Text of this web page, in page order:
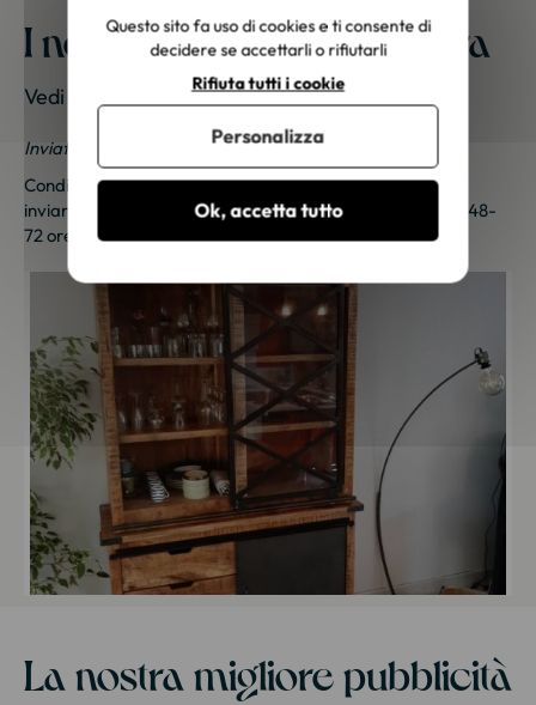
I nostri mobili a casa vostra
Vedi le foto dei nostri clienti
Inviateci le vostre foto; una piccola sorpresa vi aspetta!
Condividi le tue foto e ricevi una sorpresa!Clicca quiper
inviarci le tue foto. Un piccolo regalo ti sarà inviato entro 48-
72 ore lavorative. Grazie per la tua fedeltà!
La nostra migliore pubblicità
Questo sito fa uso di cookies e ti consente di
decidere se accettarli o rifiutarli
Ok, accetta tutto
Rifiuta tutti i cookie
Personalizza